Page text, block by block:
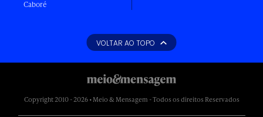
Caboré
VOLTAR AO TOPO
Copyright 2010 - 2026 • Meio & Mensagem - Todos os direitos Reservados